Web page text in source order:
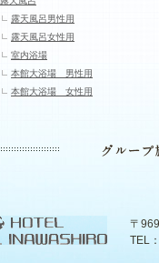
露天風呂男性用
露天風呂女性用
室内浴場
本館大浴場 男性用
本館大浴場 女性用
〒
TEL